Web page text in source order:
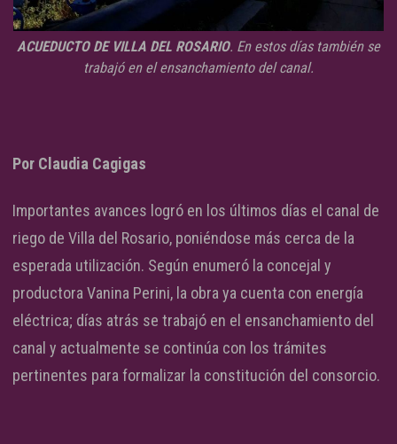
ACUEDUCTO DE VILLA DEL ROSARIO. En estos días también se
trabajó en el ensanchamiento del canal.
Por Claudia Cagigas
Importantes avances logró en los últimos días el canal de
riego de Villa del Rosario, poniéndose más cerca de la
esperada utilización. Según enumeró la concejal y
productora Vanina Perini, la obra ya cuenta con energía
eléctrica; días atrás se trabajó en el ensanchamiento del
canal y actualmente se continúa con los trámites
pertinentes para formalizar la constitución del consorcio.